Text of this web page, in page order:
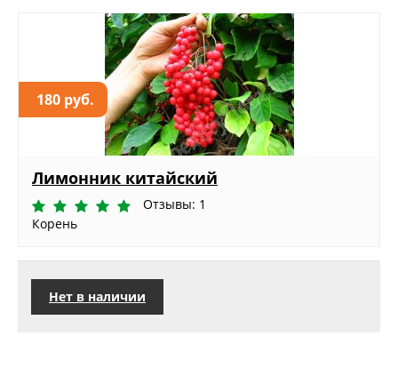
180 руб.
Лимонник китайский
Отзывы: 1
Корень
Нет в наличии